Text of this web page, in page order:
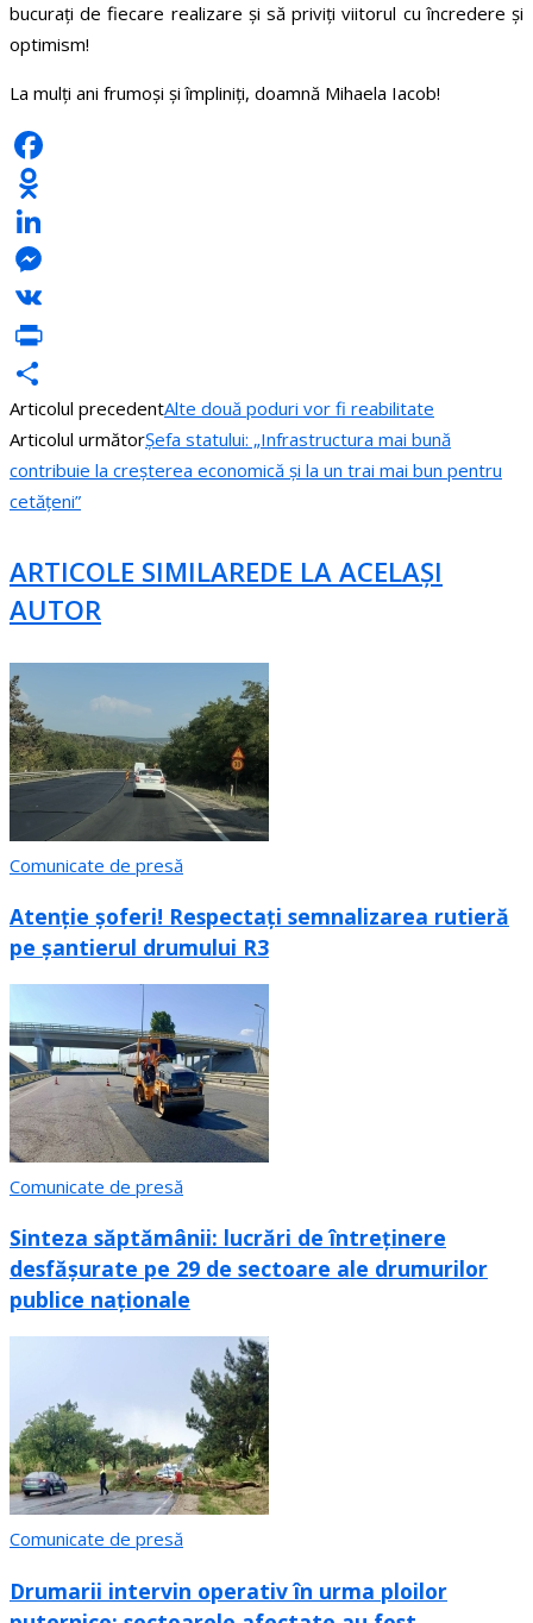
bucurați de fiecare realizare și să priviți viitorul cu încredere și
optimism!
La mulți ani frumoși și împliniți, doamnă Mihaela Iacob!
Facebook
Odnoklassniki
LinkedIn
Messenger
VK
PrintFriendly
Partajează
Articolul precedentAlte două poduri vor fi reabilitate
Articolul următorȘefa statului: „Infrastructura mai bună
contribuie la creșterea economică și la un trai mai bun pentru
cetățeni”
ARTICOLE SIMILAREDE LA ACELAȘI
AUTOR
Comunicate de presă
Atenție șoferi! Respectați semnalizarea rutieră
pe șantierul drumului R3
Comunicate de presă
Sinteza săptămânii: lucrări de întreținere
desfășurate pe 29 de sectoare ale drumurilor
publice naționale
Comunicate de presă
Drumarii intervin operativ în urma ploilor